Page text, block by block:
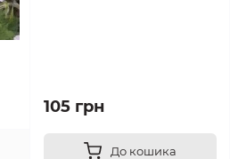
105 грн
До кошика